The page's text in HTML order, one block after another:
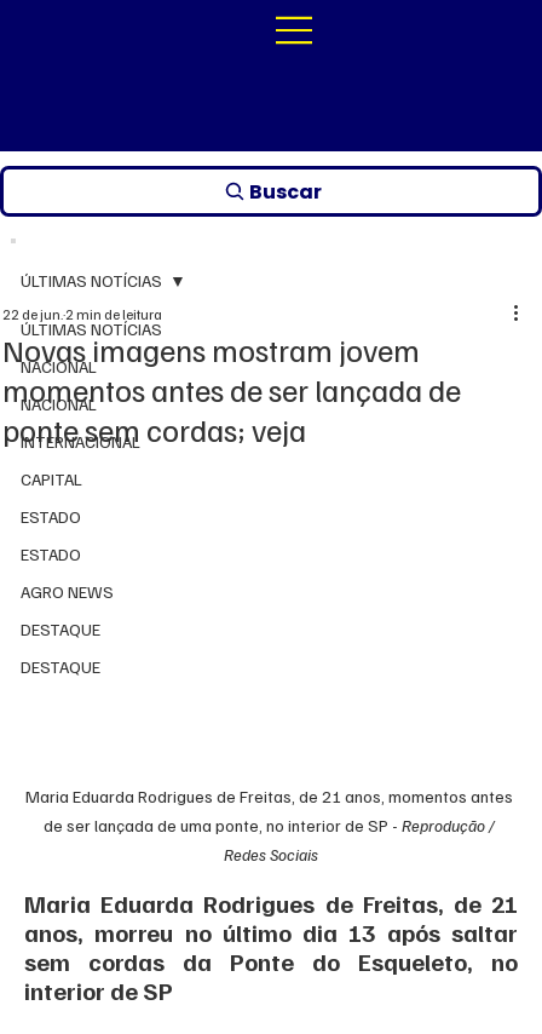
Buscar
ÚLTIMAS NOTÍCIAS
NACIONAL
NACIONAL
INTERNACIONAL
CAPITAL
ESTADO
ESTADO
AGRO NEWS
DESTAQUE
DESTAQUE
ÚLTIMAS NOTÍCIAS
Novas imagens mostram jovem
momentos antes de ser lançada de
ponte sem cordas; veja
22 de jun.2 min de leitura
Maria Eduarda Rodrigues de Freitas, de 21 anos, momentos antes
de ser lançada de uma ponte, no interior de SP - Reprodução /
Redes Sociais
Maria Eduarda Rodrigues de Freitas, de 21
anos, morreu no último dia 13 após saltar
sem cordas da Ponte do Esqueleto, no
interior de SP